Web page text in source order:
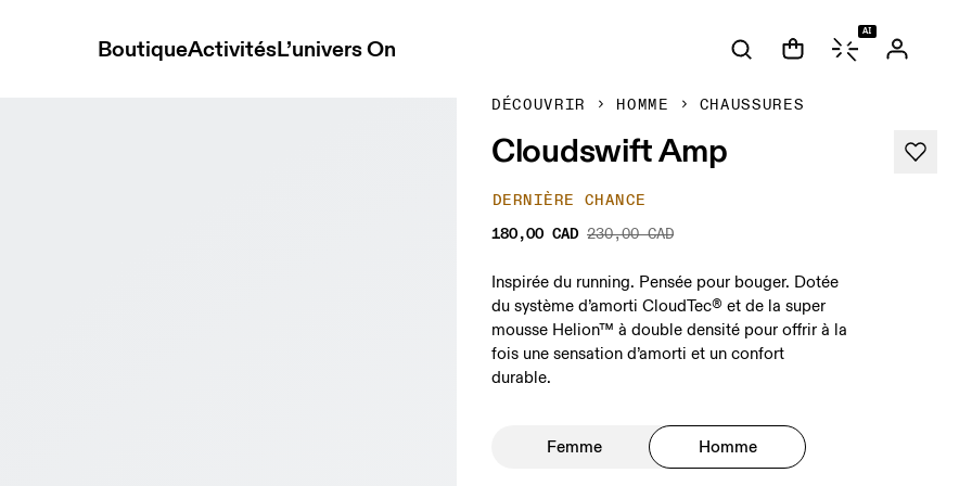
BoutiqueActivitésL’univers On
AI
DÉCOUVRIR HOMME CHAUSSURES
Cloudswift Amp
DERNIÈRE CHANCE
180,00 CAD 230,00 CAD
Inspirée du running. Pensée pour bouger. Dotée
du système d’amorti CloudTec® et de la super
mousse Helion™ à double densité pour offrir à la
fois une sensation d’amorti et un confort
durable.
Femme Homme